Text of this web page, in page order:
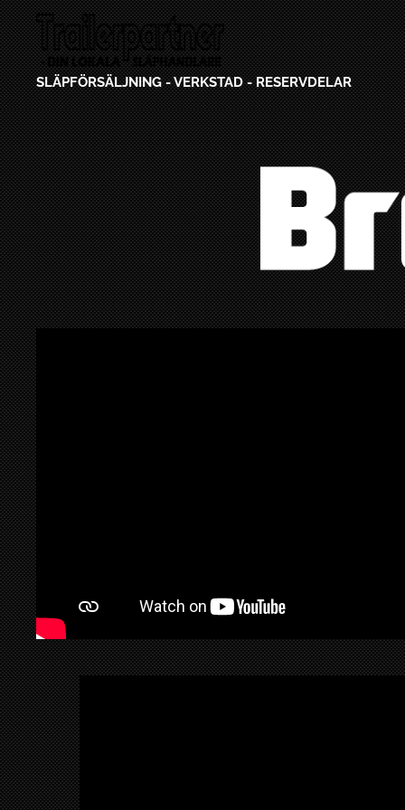
SLÄPFÖRSÄLJNING - VERKSTAD - RESERVDELAR